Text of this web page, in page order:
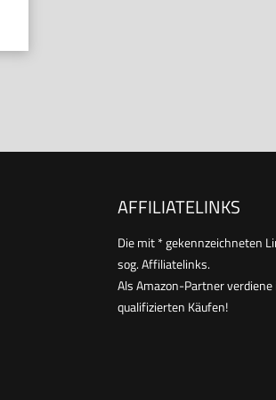
AFFILIATELINKS
Die mit * gekennzeichneten
sog. Affiliatelinks.
Als Amazon-Partner verdiene
qualifizierten Käufen!